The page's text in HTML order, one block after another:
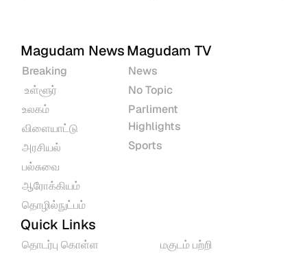
Magudam News
Breaking
உள்ளூர்
உலகம்
விளையாட்டு
அரசியல்
பல்சுவை
ஆரோக்கியம்
தொழில்நுட்பம்
Magudam TV
News
No Topic
Parliment
Highlights
Sports
Quick Links
தொடர்பு கொள்ள மகுடம் பற்றி